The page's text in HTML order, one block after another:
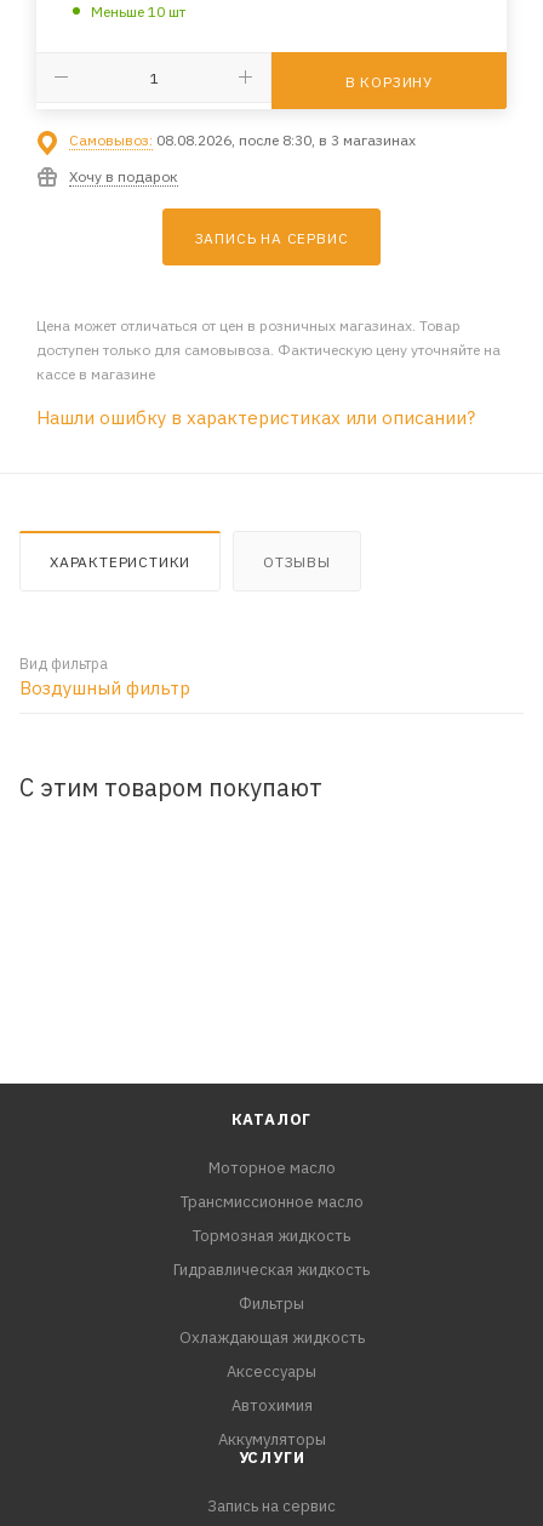
Меньше 10 шт
В КОРЗИНУ
Самовывоз: 08.08.2026, после 8:30, в 3 магазинах
Хочу в подарок
ЗАПИСЬ НА СЕРВИС
Цена может отличаться от цен в розничных магазинах. Товар
доступен только для самовывоза. Фактическую цену уточняйте на
кассе в магазине
Нашли ошибку в характеристиках или описании?
ХАРАКТЕРИСТИКИ ОТЗЫВЫ
Вид фильтра
Воздушный фильтр
С этим товаром покупают
КАТАЛОГ
Моторное масло
Трансмиссионное масло
Тормозная жидкость
Гидравлическая жидкость
Фильтры
Охлаждающая жидкость
Аксессуары
Автохимия
Аккумуляторы
УСЛУГИ
Запись на сервис